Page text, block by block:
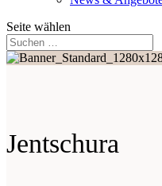
Seite wählen
Jentschura